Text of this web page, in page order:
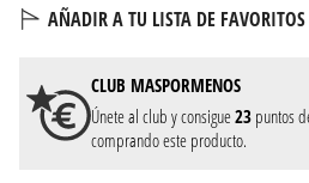
AÑADIR A TU LISTA DE
CLUB MASPORMENOS
Únete al club y consigue23 puntos
comprando este producto.